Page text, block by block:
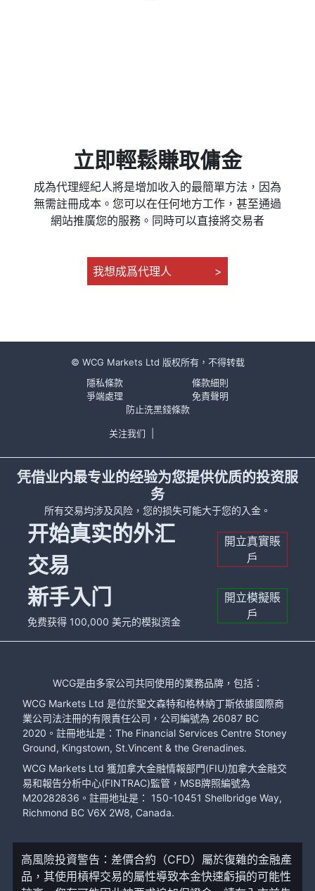
立即輕鬆賺取傭金
成為代理經紀人將是增加收入的最簡單方法，因為
無需註冊成本。您可以在任何地方工作，甚至通過
網站推廣您的服務。同時可以直接將交易者
我想成爲代理人 >
© WCG Markets Ltd 版权所有，不得转载
隱私條款
條款細則
爭端處理
免責聲明
防止洗黑錢條款
关注我们
凭借业内最专业的经验为您提供优质的投资服
务
所有交易均涉及风险，您的损失可能大于您的入金。
开始真实的外汇
交易
開立真實賬
戶
新手入门
免费获得 100,000 美元的模拟资金
開立模擬賬
戶
WCG是由多家公司共同使用的業務品牌，包括：
WCG Markets Ltd 是位於聖文森特和格林納丁斯依據國際商
業公司法注冊的有限責任公司，公司編號為 26087 BC
2020。註冊地址是：The Financial Services Centre Stoney
Ground, Kingstown, St.Vincent & the Grenadines.
WCG Markets Ltd 獲加拿大金融情報部門(FIU)加拿大金融交
易和報告分析中心(FINTRAC)監管，MSB牌照編號為
M20282836。註冊地址是： 150-10451 Shellbridge Way,
Richmond BC V6X 2W8, Canada.
高風險投資警告：差價合約（CFD）屬於復雜的金融產
品，其使用槓桿交易的屬性導致本金快速虧損的可能性